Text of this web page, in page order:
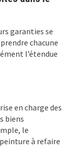
garanties se
chacune
l’étendue
en charge des
biens
le
à refaire